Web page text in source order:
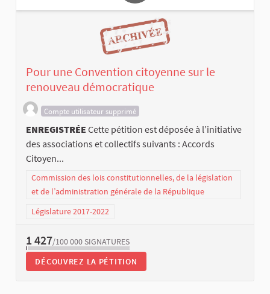
Pour une Convention citoyenne sur le
renouveau démocratique
Compte utilisateur supprimé
ENREGISTRÉE Cette pétition est déposée à l’initiative
des associations et collectifs suivants : Accords
Citoyen...
Commission des lois constitutionnelles, de la législation
et de l’administration générale de la République
Législature 2017-2022
1 427/100 000 SIGNATURES
DÉCOUVREZ LA PÉTITION